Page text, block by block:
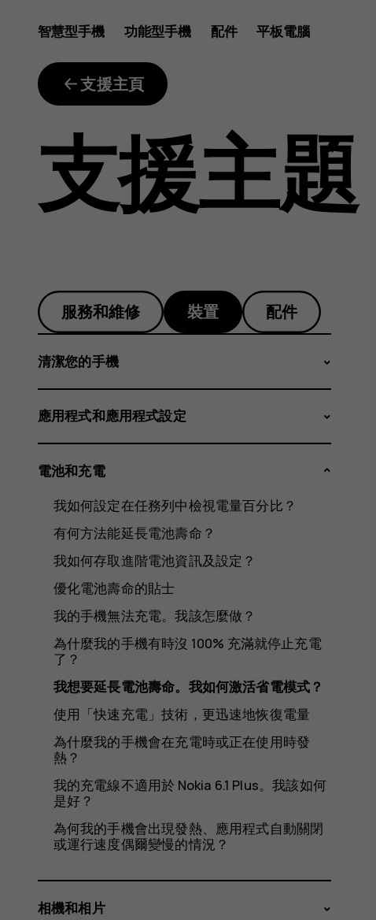
我
想
要
延
長
電
池
壽
命。
我
智慧型手機 功能型手機 配件 平板電腦
支援主頁
支援主題
服務和維修 裝置 配件
清潔您的手機
應用程式和應用程式設定
電池和充電
我如何設定在任務列中檢視電量百分比？
有何方法能延長電池壽命？
我如何存取進階電池資訊及設定？
優化電池壽命的貼士
我的手機無法充電。我該怎麼做？
為什麼我的手機有時沒 100% 充滿就停止充電
了？
我想要延長電池壽命。我如何激活省電模式？
使用「快速充電」技術，更迅速地恢復電量
為什麼我的手機會在充電時或正在使用時發
熱？
我的充電線不適用於 Nokia 6.1 Plus。我該如何
是好？
為何我的手機會出現發熱、應用程式自動關閉
或運行速度偶爾變慢的情況？
相機和相片